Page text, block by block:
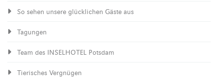
So sehen unsere glücklichen Gäste aus
Tagungen
Team des INSELHOTEL Potsdam
Tierisches Vergnügen